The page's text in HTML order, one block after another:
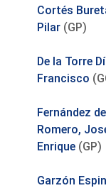
Cortés
Pilar (GP)
De la Torre
Francisco
Fernández
Romero,
Enrique (GP)
Garzón